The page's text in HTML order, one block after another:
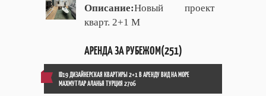
Описание:Новый проект
кварт. 2+1 М
АРЕНДА ЗА РУБЕЖОМ(251)
ID19 ДИЗАЙНЕРСКАЯ КВАРТИРЫ 2+1 В АРЕНДУ ВИД НА МОРЕ
МАХМУТЛАР АЛАНЬЯ ТУРЦИЯ 2706